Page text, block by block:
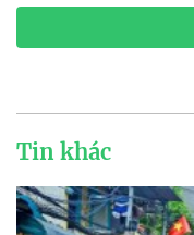
Tin khác